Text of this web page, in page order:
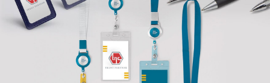
Danh sách sản phẩm
Bút
Đồ sứ quà tặng
Hiển thị?: